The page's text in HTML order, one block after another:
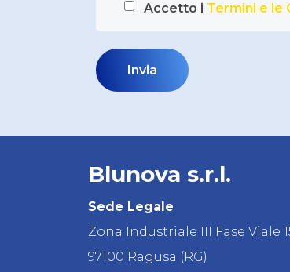
Accetto i Termini e le
Blunova s.r.l.
Sede Legale
Zona Industriale III Fase Viale
97100 Ragusa (RG)